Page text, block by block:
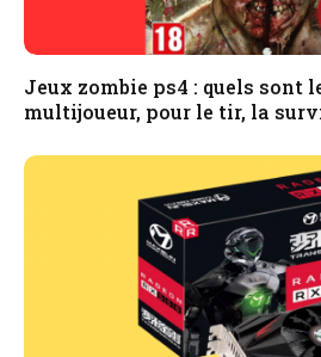
Jeux zombie ps4 : quels sont
multijoueur, pour le tir, la